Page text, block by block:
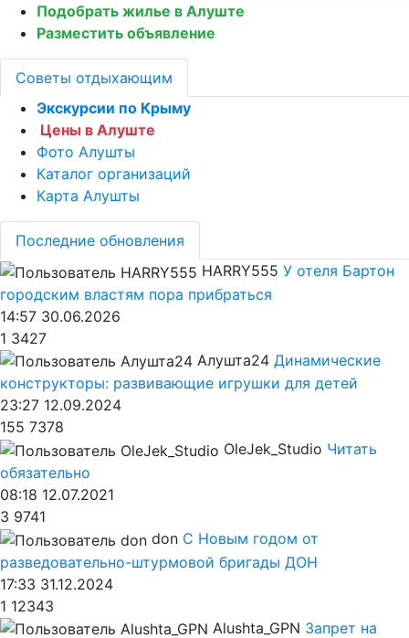
Подобрать жилье в Алуште
Разместить объявление
Советы отдыхающим
Экскурсии по Крыму
Цены в Алуште
Фото Алушты
Каталог организаций
Карта Алушты
Последние обновления
HARRY555 У отеля Бартон
городским властям пора прибраться
14:57 30.06.2026
1 3427
Алушта24 Динамические
конструкторы: развивающие игрушки для детей
23:27 12.09.2024
155 7378
OleJek_Studio Читать
обязательно
08:18 12.07.2021
3 9741
don С Новым годом от
разведовательно-штурмовой бригады ДОН
17:33 31.12.2024
1 12343
Alushta_GPN Запрет на